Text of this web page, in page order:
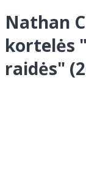
Nathan
kortelės
raidės"